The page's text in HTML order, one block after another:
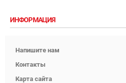
ИНФОРМАЦИЯ
Напишите нам
Контакты
Карта сайта